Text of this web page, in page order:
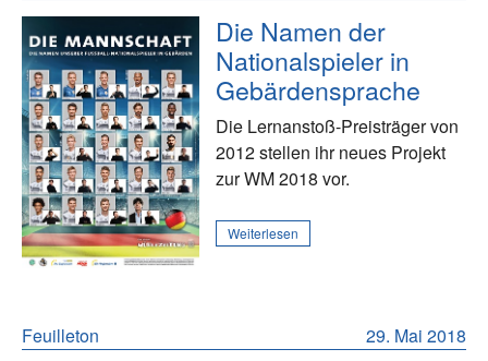
Die Namen der
Nationalspieler in
Gebärdensprache
Die Lernanstoß-Preisträger von
2012 stellen ihr neues Projekt
zur WM 2018 vor.
Weiterlesen
29. Mai 2018
Feuilleton